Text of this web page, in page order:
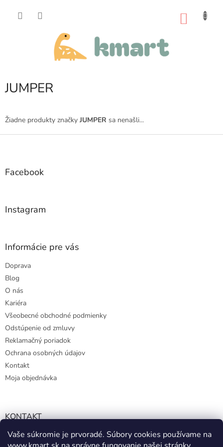
Vaše súkromie je prvoradé. Súbory cookies používame na
JUMPER
Žiadne produkty značky JUMPER sa nenašli...
Z
Facebook
Instagram
Informácie pre vás
Doprava
Blog
O nás
Kariéra
Všeobecné obchodné podmienky
Odstúpenie od zmluvy
Reklamačný poriadok
Ochrana osobných údajov
Kontakt
Moja objednávka
KONTAKT
info@kmart.sk